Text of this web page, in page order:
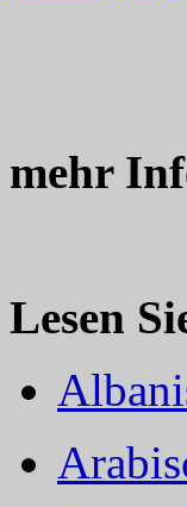
mehr
Lesen